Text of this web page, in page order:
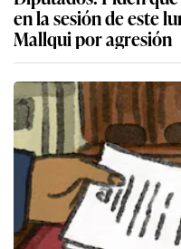
en la sesión de este
Mallqui por agresión